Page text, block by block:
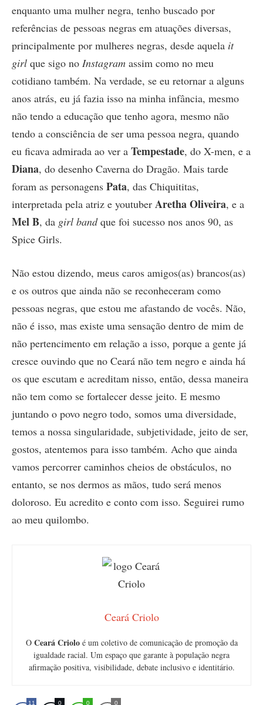
enquanto uma mulher negra, tenho buscado por
referências de pessoas negras em atuações diversas,
principalmente por mulheres negras, desde aquela it
girl que sigo no Instagram assim como no meu
cotidiano também. Na verdade, se eu retornar a alguns
anos atrás, eu já fazia isso na minha infância, mesmo
não tendo a educação que tenho agora, mesmo não
tendo a consciência de ser uma pessoa negra, quando
eu ficava admirada ao ver a Tempestade, do X-men, e a
Diana, do desenho Caverna do Dragão. Mais tarde
foram as personagens Pata, das Chiquititas,
interpretada pela atriz e youtuber Aretha Oliveira, e a
Mel B, da girl bandque foi sucesso nos anos 90, as
Spice Girls.
Não estou dizendo, meus caros amigos(as) brancos(as)
e os outros que ainda não se reconheceram como
pessoas negras, que estou me afastando de vocês. Não,
não é isso, mas existe uma sensação dentro de mim de
não pertencimento em relação a isso, porque a gente já
cresce ouvindo que no Ceará não tem negro e ainda há
os que escutam e acreditam nisso, então, dessa maneira
não tem como se fortalecer desse jeito. E mesmo
juntando o povo negro todo, somos uma diversidade,
temos a nossa singularidade, subjetividade, jeito de ser,
gostos, atentemos para isso também. Acho que ainda
vamos percorrer caminhos cheios de obstáculos, no
entanto, se nos dermos as mãos, tudo será menos
doloroso. Eu acredito e conto com isso. Seguirei rumo
ao meu quilombo.
Ceará Criolo
O Ceará Crioloé um coletivo de comunicação de promoção da
igualdade racial. Um espaço que garante à população negra
afirmação positiva, visibilidade, debate inclusivo e identitário.
11 0 0 0